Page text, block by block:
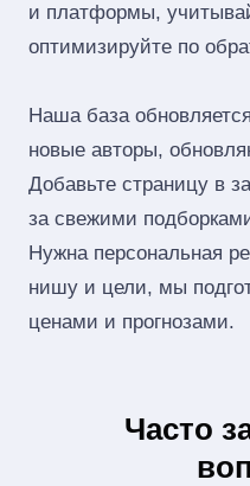
и платформы,
оптимизируйте по
Наша база
новые авторы,
Добавьте страницу в
за свежими
Нужна персональная
нишу и цели, мы
ценами и прогнозами.
Часто